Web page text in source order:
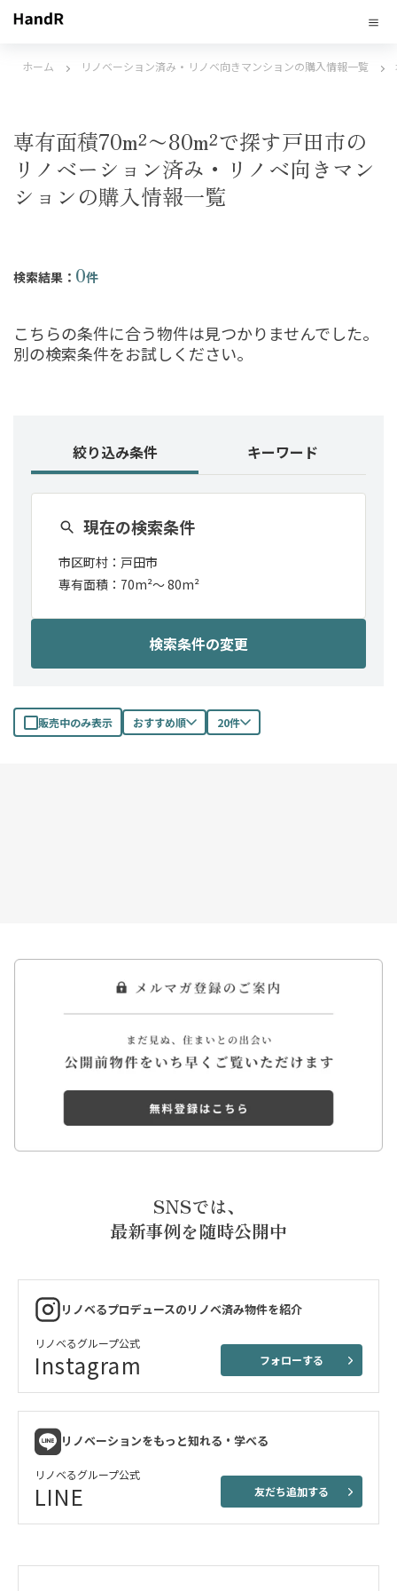
ホーム リノベーション済み・リノベ向きマンションの購入情報一覧
専有面積70m²〜80m²で探す戸田市の
リノベーション済み・リノベ向きマン
ションの購入情報一覧
検索結果： 0件
こちらの条件に合う物件は見つかりませんでした。
別の検索条件をお試しください。
絞り込み条件 キーワード
現在の検索条件
市区町村： 戸田市
専有面積： 70m²〜80m²
検索条件の変更
販売中のみ表示 おすすめ順 20件
SNSでは、
最新事例を随時公開中
リノベるプロデュースのリノベ済み物件を紹介
リノベるグループ公式
Instagram フォローする
リノベーションをもっと知れる・学べる
リノベるグループ公式
LINE 友だち追加する